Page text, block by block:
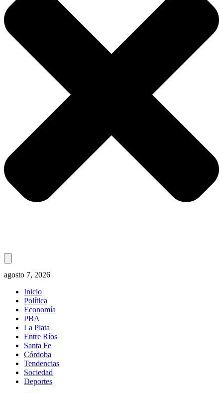
agosto 7, 2026
Inicio
Política
Economía
PBA
La Plata
Entre Ríos
Santa Fe
Córdoba
Tendencias
Sociedad
Deportes